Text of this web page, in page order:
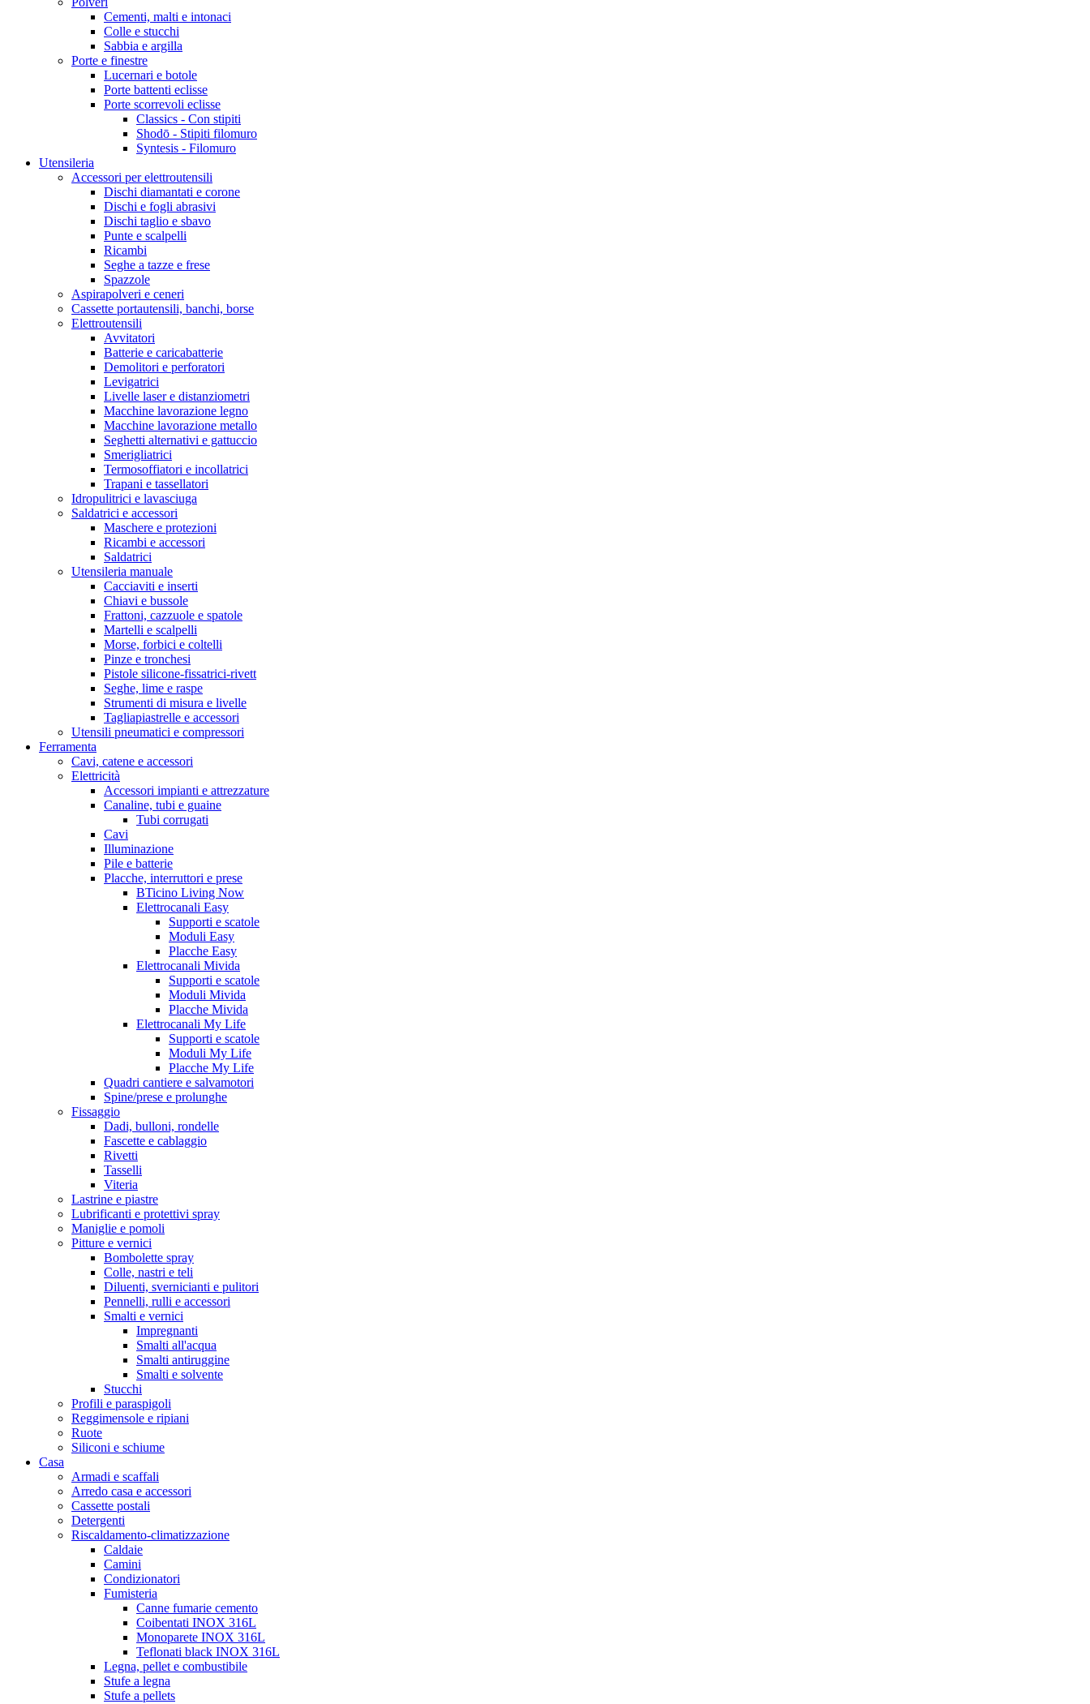
Cementi, malti e intonaci
Colle e stucchi
Sabbia e argilla
Porte e finestre
Lucernari e botole
Porte battenti eclisse
Porte scorrevoli eclisse
Classics - Con stipiti
Shodō - Stipiti filomuro
Syntesis - Filomuro
Utensileria
Accessori per elettroutensili
Dischi diamantati e corone
Dischi e fogli abrasivi
Dischi taglio e sbavo
Punte e scalpelli
Ricambi
Seghe a tazze e frese
Spazzole
Aspirapolveri e ceneri
Cassette portautensili, banchi, borse
Elettroutensili
Avvitatori
Batterie e caricabatterie
Demolitori e perforatori
Levigatrici
Livelle laser e distanziometri
Macchine lavorazione legno
Macchine lavorazione metallo
Seghetti alternativi e gattuccio
Smerigliatrici
Termosoffiatori e incollatrici
Trapani e tassellatori
Idropulitrici e lavasciuga
Saldatrici e accessori
Maschere e protezioni
Ricambi e accessori
Saldatrici
Utensileria manuale
Cacciaviti e inserti
Chiavi e bussole
Frattoni, cazzuole e spatole
Martelli e scalpelli
Morse, forbici e coltelli
Pinze e tronchesi
Pistole silicone-fissatrici-rivett
Seghe, lime e raspe
Strumenti di misura e livelle
Tagliapiastrelle e accessori
Utensili pneumatici e compressori
Ferramenta
Cavi, catene e accessori
Elettricità
Accessori impianti e attrezzature
Canaline, tubi e guaine
Tubi corrugati
Cavi
Illuminazione
Pile e batterie
Placche, interruttori e prese
BTicino Living Now
Elettrocanali Easy
Supporti e scatole
Moduli Easy
Placche Easy
Elettrocanali Mivida
Supporti e scatole
Moduli Mivida
Placche Mivida
Elettrocanali My Life
Supporti e scatole
Moduli My Life
Placche My Life
Quadri cantiere e salvamotori
Spine/prese e prolunghe
Fissaggio
Dadi, bulloni, rondelle
Fascette e cablaggio
Rivetti
Tasselli
Viteria
Lastrine e piastre
Lubrificanti e protettivi spray
Maniglie e pomoli
Pitture e vernici
Bombolette spray
Colle, nastri e teli
Diluenti, svernicianti e pulitori
Pennelli, rulli e accessori
Smalti e vernici
Impregnanti
Smalti all'acqua
Smalti antiruggine
Smalti e solvente
Stucchi
Profili e paraspigoli
Reggimensole e ripiani
Ruote
Siliconi e schiume
Casa
Armadi e scaffali
Arredo casa e accessori
Cassette postali
Detergenti
Riscaldamento-climatizzazione
Caldaie
Camini
Condizionatori
Fumisteria
Canne fumarie cemento
Coibentati INOX 316L
Monoparete INOX 316L
Teflonati black INOX 316L
Legna, pellet e combustibile
Stufe a legna
Stufe a pellets